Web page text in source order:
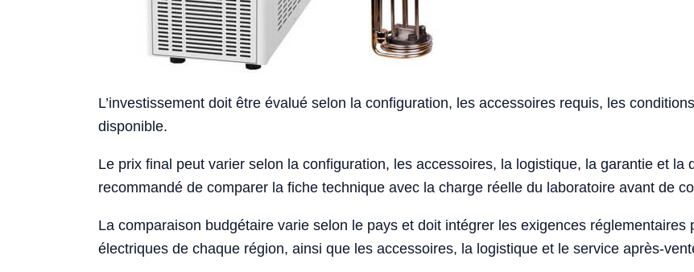
L’investissement doit être évalué selon la configuration, les accessoires requis, les
disponible.
Le prix final peut varier selon la configuration, les accessoires, la logistique, la garantie et la
recommandé de comparer la fiche technique avec la charge réelle du laboratoire avant de
La comparaison budgétaire varie selon le pays et doit intégrer les exigences
électriques de chaque région, ainsi que les accessoires, la logistique et le service après-